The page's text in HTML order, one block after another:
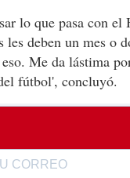
lo que pasa con el
les deben un mes o
Me da lástima
fútbol', concluyó.